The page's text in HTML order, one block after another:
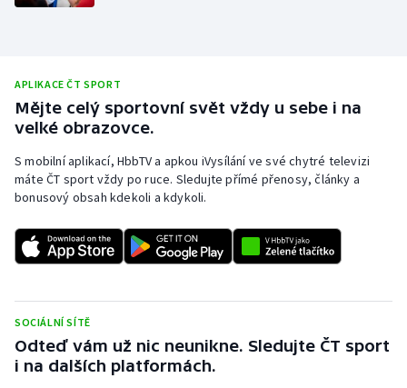
Parasport
Plážový volejbal
Rychlobruslení
Rychlostní kanoistika
Sportovní střelba
Stolní tenis
APLIKACE ČT SPORT
Mějte celý sportovní svět vždy u sebe i na
velké obrazovce.
S mobilní aplikací, HbbTV a apkou iVysílání ve své chytré televizi
máte ČT sport vždy po ruce. Sledujte přímé přenosy, články a
bonusový obsah kdekoli a kdykoli.
SOCIÁLNÍ SÍTĚ
Odteď vám už nic neunikne. Sledujte ČT sport
i na dalších platformách.